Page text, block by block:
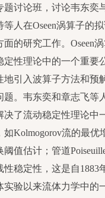
题讨论班，讨论韦东奕
等人在Oseen涡算子的
面的研究工作。Oseen
定性理论中的一个重要
地引入波算子方法和预
题。韦东奕和章志飞等
决了流动稳定性理论中
如Kolmogorov流的最优
阈值估计；管道
性稳定性，这是自1883
实验以来流体力学中的